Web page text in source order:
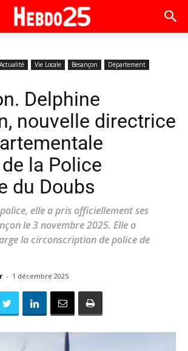
Actualité Vie Locale Besançon
Département
Delphine
nouvelle directrice
la Police
du Doubs
elle a pris officiellement ses
le 3 novembre 2025. Elle a
la circonscription de police de
- 1 décembre 2025